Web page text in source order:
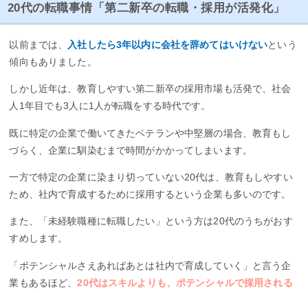
20代の転職事情「第二新卒の転職・採用が活発化」
以前までは、 入社したら3年以内に会社を辞めてはいけないという
傾向もありました。
しかし近年は、教育しやすい第二新卒の採用市場も活発で、社会
人1年目でも3人に1人が転職をする時代です。
既に特定の企業で働いてきたベテランや中堅層の場合、教育もし
づらく、企業に馴染むまで時間がかかってしまいます。
一方で特定の企業に染まり切っていない20代は、教育もしやすい
ため、社内で育成するために採用するという企業も多いのです。
また、「未経験職種に転職したい」という方は20代のうちがおす
すめします。
「ポテンシャルさえあればあとは社内で育成していく」と言う企
業もあるほど、20代はスキルよりも、ポテンシャルで採用される